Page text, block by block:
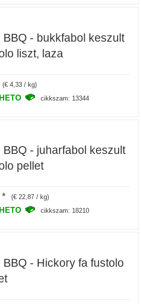
BBQ - bukkfabol keszult
liszt, laza
(€ 4,33 / kg)
cikkszam: 13344
BBQ - juharfabol keszult
pellet
(€ 22,87 / kg)
cikkszam: 18210
BBQ - Hickory fa fustolo